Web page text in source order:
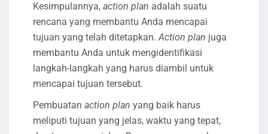
Kesimpulannya, action plan adalah suatu
rencana yang membantu Anda mencapai
tujuan yang telah ditetapkan.Action plan juga
membantu Anda untuk mengidentifikasi
langkah-langkah yang harus diambil untuk
mencapai tujuan tersebut.
Pembuatan action plan yang baik harus
meliputi tujuan yang jelas, waktu yang tepat,